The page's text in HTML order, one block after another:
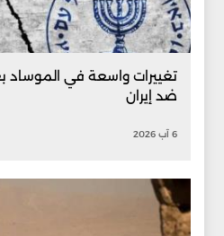
تغييرات واسعة في الموساد
ضد إيران
6 آب 2026